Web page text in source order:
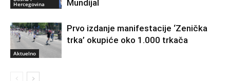
Hercegovina
Mundijal
Aktuelno
Prvo izdanje manifestacije ‘Zenička
trka’ okupiće oko 1.000 trkača